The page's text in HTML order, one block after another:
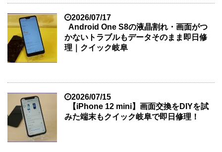
2026/07/17
Android One S8の液晶割れ・画面がつ
かないトラブルもデータそのまま即日修
理｜クイック岐阜
2026/07/15
【iPhone 12 mini】画面交換をDIYを試
みた端末もクイック岐阜で即日修理！